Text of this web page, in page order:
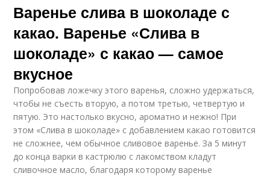
Варенье слива в шоколаде с
какао. Варенье «Слива в
шоколаде» с какао — самое
вкусное
Попробовав ложечку этого варенья, сложно удержаться,
чтобы не съесть вторую, а потом третью, четвертую и
пятую. Это настолько вкусно, ароматно и нежно! При
этом «Слива в шоколаде» с добавлением какао готовится
не сложнее, чем обычное сливовое варенье. За 5 минут
до конца варки в кастрюлю с лакомством кладут
сливочное масло, благодаря которому варенье